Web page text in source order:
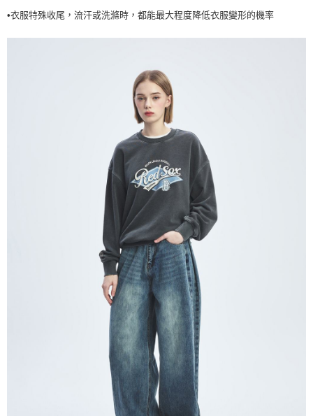
7-11取貨<不支援離島取退>
每筆NT$80，滿NT$699(含以上)免運費
•衣服特殊收尾，流汗或洗滌時，都能最大程度降低衣服變形的機率